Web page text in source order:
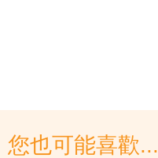
您也可能喜歡...